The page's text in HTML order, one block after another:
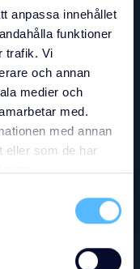
anpassa innehållet
funktioner
trafik. Vi
och annan
medier och
med.
med annan
eller som de har